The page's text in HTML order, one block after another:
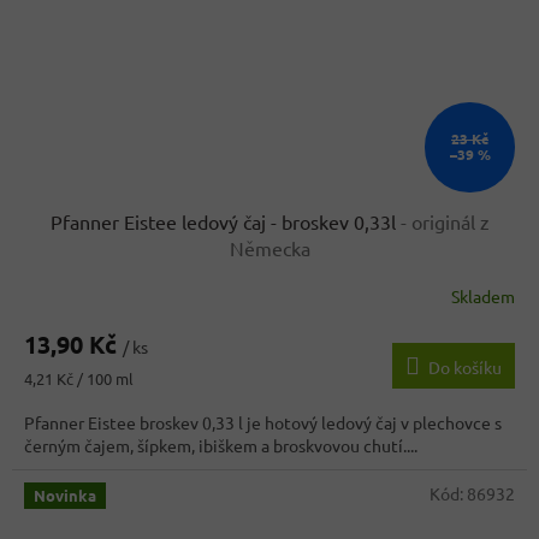
23 Kč
–39 %
Pfanner Eistee ledový čaj - broskev 0,33l - originál z
Německa
produktu
3,8
z
5
hvězdiček.
Skladem
13,90 Kč / ks
Měrná
4,21 Kč / 100 ml
Do košíku
Pfanner Eistee broskev 0,33 l je hotový ledový čaj v plechovce s
černým čajem, šípkem, ibiškem a broskvovou chutí....
Novinka Kód: 86932